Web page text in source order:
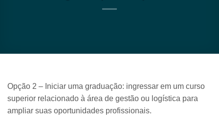
Opção 2 – Iniciar uma graduação: ingressar em um curso
superior relacionado à área de gestão ou logística para
ampliar suas oportunidades profissionais.